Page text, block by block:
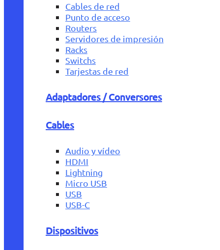
Cables de red
Punto de acceso
Routers
Servidores de impresión
Racks
Switchs
Tarjestas de red
Adaptadores / Conversores
Cables
Audio y vídeo
HDMI
Lightning
Micro USB
USB
USB-C
Dispositivos